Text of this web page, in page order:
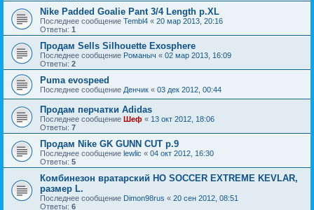
Nike Padded Goalie Pant 3/4 Length р.XL
Последнее сообщение Tembl4 « 20 мар 2013, 20:16
Ответы: 1
Продам Sells Silhouette Exosphere
Последнее сообщение Романыч « 02 мар 2013, 16:09
Ответы: 2
Puma evospeed
Последнее сообщение Денчик « 03 дек 2012, 00:44
Продам перчатки Adidas
Последнее сообщение Шеф « 13 окт 2012, 18:06
Ответы: 7
Продам Nike GK GUNN CUT р.9
Последнее сообщение lewlic « 04 окт 2012, 16:30
Ответы: 5
Комбинезон вратарский HO SOCCER EXTREME KEVLAR,
размер L.
Последнее сообщение Dimon98rus « 20 сен 2012, 08:51
Ответы: 6